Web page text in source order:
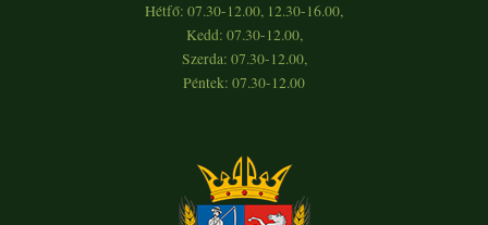
Hétfő: 07.30-12.00, 12.30-16.00,
Kedd: 07.30-12.00,
Szerda: 07.30-12.00,
Péntek: 07.30-12.00